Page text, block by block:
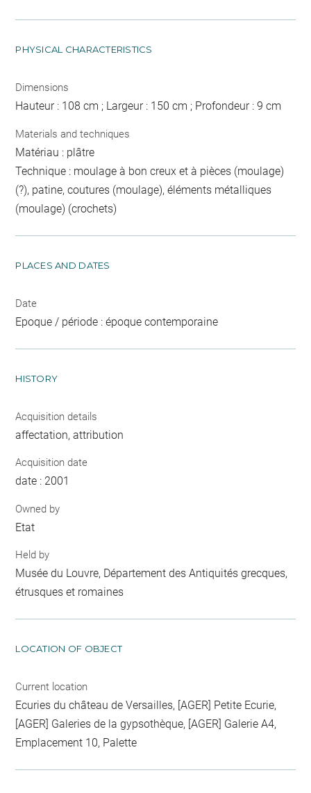
PHYSICAL CHARACTERISTICS
Dimensions
Hauteur : 108 cm ; Largeur : 150 cm ; Profondeur : 9 cm
Materials and techniques
Matériau : plâtre
Technique : moulage à bon creux et à pièces (moulage)
(?), patine, coutures (moulage), éléments métalliques
(moulage) (crochets)
PLACES AND DATES
Date
Epoque / période : époque contemporaine
HISTORY
Acquisition details
affectation, attribution
Acquisition date
date : 2001
Owned by
Etat
Held by
Musée du Louvre, Département des Antiquités grecques,
étrusques et romaines
LOCATION OF OBJECT
Current location
Ecuries du château de Versailles, [AGER] Petite Ecurie,
[AGER] Galeries de la gypsothèque, [AGER] Galerie A4,
Emplacement 10, Palette